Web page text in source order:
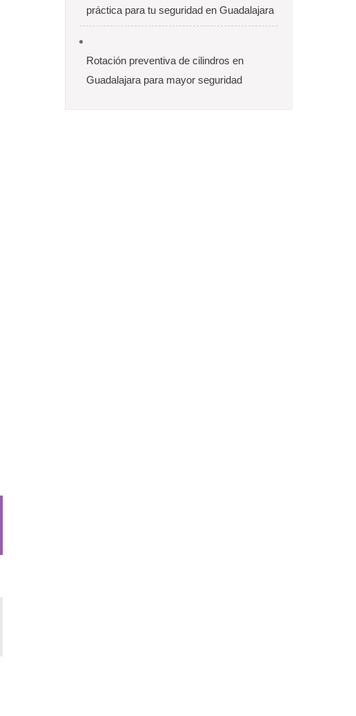
práctica para tu seguridad en Guadalajara
Rotación preventiva de cilindros en
Guadalajara para mayor seguridad